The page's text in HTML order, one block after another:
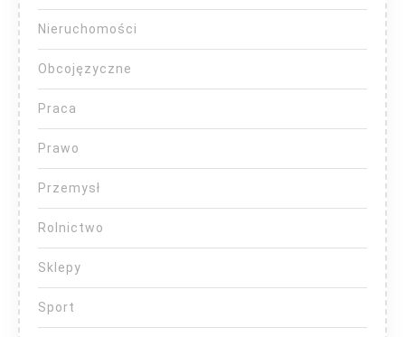
Nieruchomości
Obcojęzyczne
Praca
Prawo
Przemysł
Rolnictwo
Sklepy
Sport